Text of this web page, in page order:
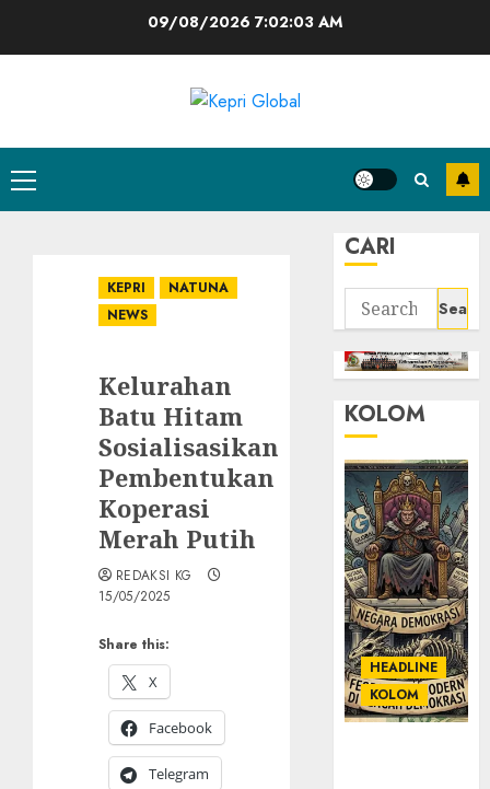
09/08/2026 7:02:04 AM
Primary
Menu
KEPRI
NATUNA
NEWS
Kelurahan
Batu Hitam
Sosialisasikan
Pembentukan
Koperasi
Merah Putih
Share this:
X
Facebook
Telegram
REDAKSI KG
15/05/2025
CARI
Search
for:
KOLOM
HEADLINE
KOLOM